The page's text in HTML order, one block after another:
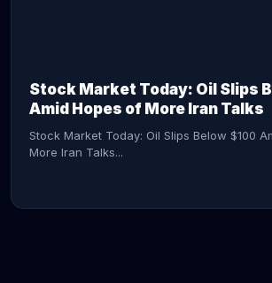
Stock Market Today: Oil Slips
Amid Hopes of More Iran Talks
Stock Market Today: Oil Slips Below $100
More Iran Talks...